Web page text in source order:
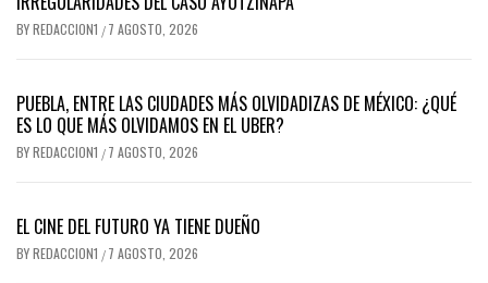
BYREDACCION1 / 7 AGOSTO, 2026
PUEBLA, ENTRE LAS CIUDADES MÁS OLVIDADIZAS DE MÉXICO: ¿QUÉ
ES LO QUE MÁS OLVIDAMOS EN EL UBER?
BYREDACCION1 / 7 AGOSTO, 2026
EL CINE DEL FUTURO YA TIENE DUEÑO
BYREDACCION1 / 7 AGOSTO, 2026